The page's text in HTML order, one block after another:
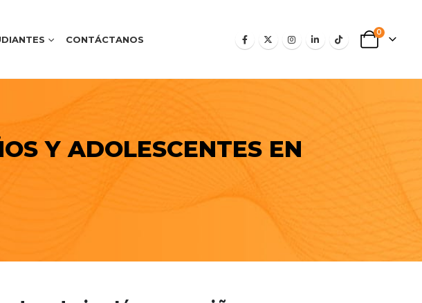
CONTÁCTANOS
0
Y ADOLESCENTES EN